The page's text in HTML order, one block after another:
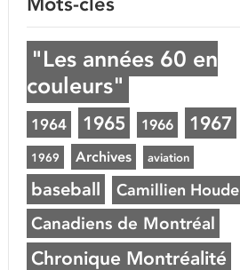
"Les années 60 en
couleurs"
1964 1965 1966 1967
1969 Archives aviation
baseball Camillien Houde
Canadiens de Montréal
Chronique Montréalité